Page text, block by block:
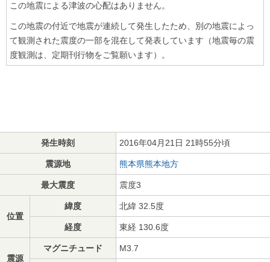
この地震による津波の心配はありません。
この地震の付近で地震が連続して発生したため、別の地震によっ
て観測された震度の一部を混在して発表しています（地震毎の震
度観測は、定期刊行物をご覧願います）。
発生時刻 2016年04月21日 21時55分頃
震源地 熊本県熊本地方
最大震度 震度3
位置
緯度 北緯 32.5度
経度 東経 130.6度
震源
マグニチュード M3.7